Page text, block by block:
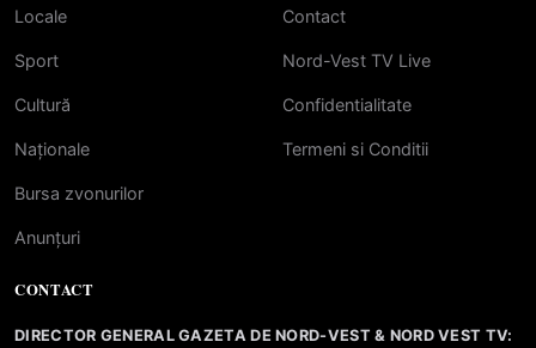
Locale
Sport
Cultură
Naționale
Bursa zvonurilor
Anunțuri
Contact
Nord-Vest TV Live
Confidentialitate
Termeni si Conditii
CONTACT
DIRECTOR GENERAL GAZETA DE NORD-VEST & NORD VEST TV: